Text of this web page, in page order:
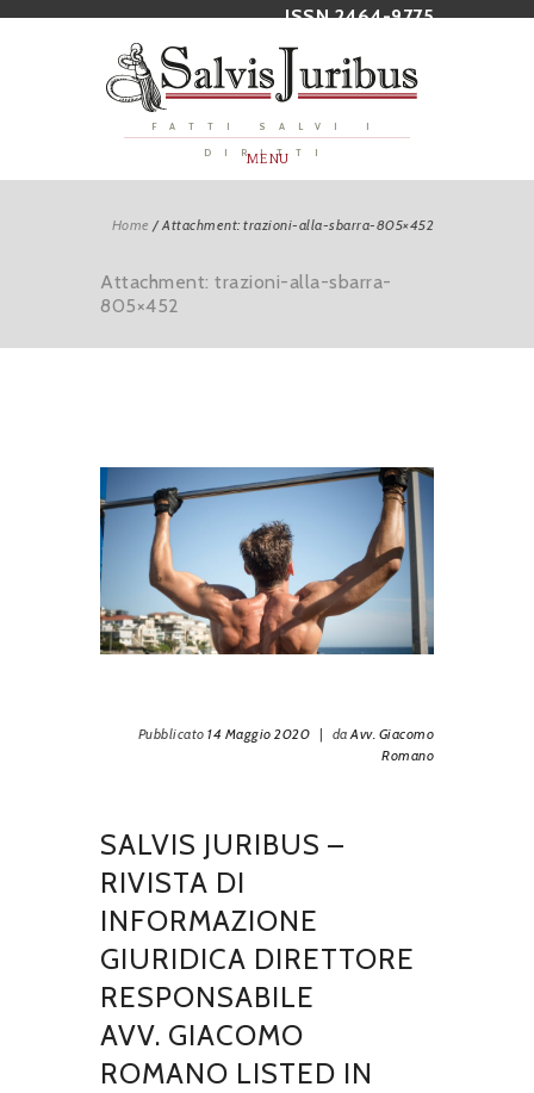
ISSN 2464-9775
FATTI SALVI I
DIRITTI
MENU
Home /Attachment: trazioni-alla-sbarra-805×452
Attachment: trazioni-alla-sbarra-
805×452
Pubblicato 14 Maggio 2020 | daAvv. Giacomo
Romano
SALVIS JURIBUS –
RIVISTA DI
INFORMAZIONE
GIURIDICA DIRETTORE
RESPONSABILE
AVV. GIACOMO
ROMANO LISTED IN